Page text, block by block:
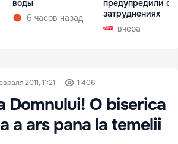
воды
6 часов назад
предупредили о
затруднениях
вчера
2011, 11:21 1 406
Domnului! O biserica
a ars pana la temelii